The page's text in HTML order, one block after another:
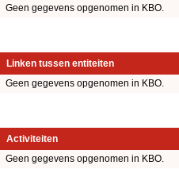
Geen gegevens opgenomen in KBO.
Linken tussen entiteiten
Geen gegevens opgenomen in KBO.
Activiteiten
Geen gegevens opgenomen in KBO.